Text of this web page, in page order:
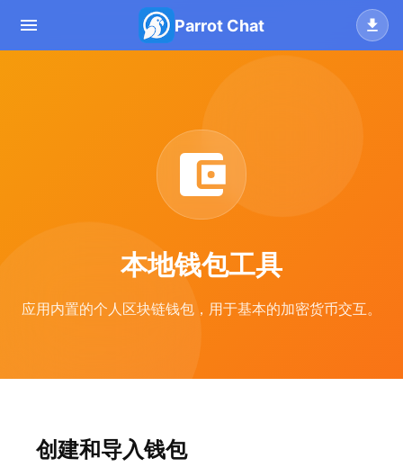
Parrot Chat
本地钱包工具
应用内置的个人区块链钱包，用于基本的加密货币交互。
创建和导入钱包